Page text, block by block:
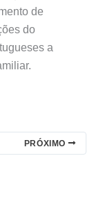
de
do
a
PRÓXIMO